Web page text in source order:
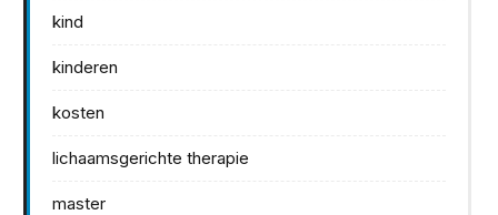
kind
kinderen
kosten
lichaamsgerichte therapie
master